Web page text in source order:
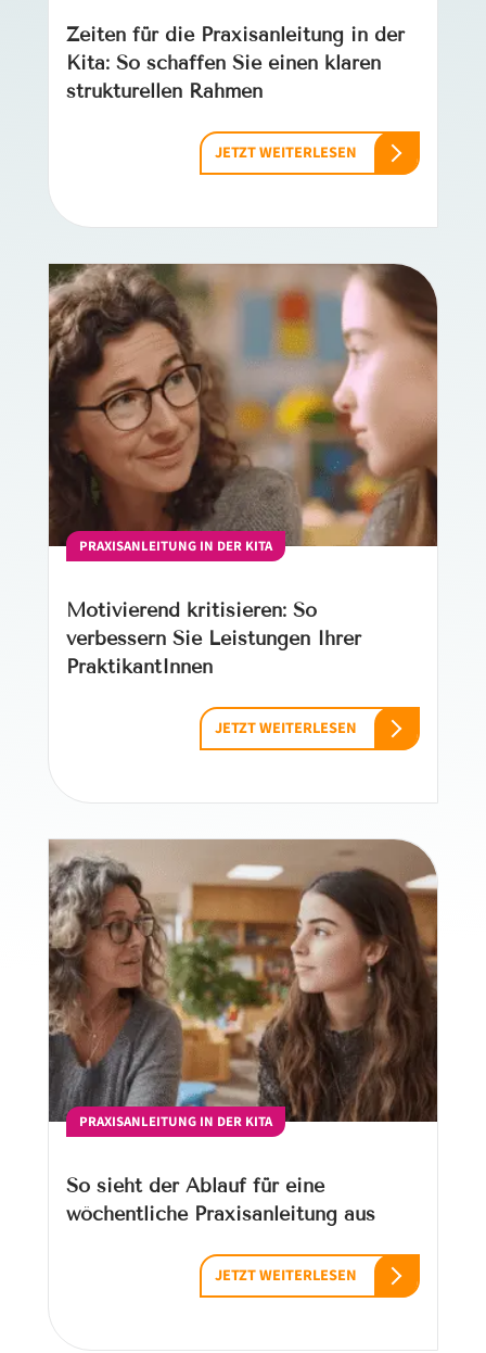
Zeiten für die Praxisanleitung in der
Kita: So schaffen Sie einen klaren
strukturellen Rahmen
JETZT WEITERLESEN
PRAXISANLEITUNG IN DER KITA
Motivierend kritisieren: So
verbessern Sie Leistungen Ihrer
PraktikantInnen
JETZT WEITERLESEN
PRAXISANLEITUNG IN DER KITA
So sieht der Ablauf für eine
wöchentliche Praxisanleitung aus
JETZT WEITERLESEN